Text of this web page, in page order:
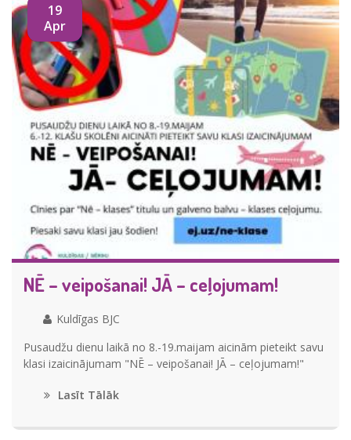
19
Apr
NĒ – veipošanai! JĀ – ceļojumam!
Kuldīgas BJC
Pusaudžu dienu laikā no 8.-19.maijam aicinām pieteikt savu
klasi izaicinājumam "NĒ – veipošanai! JĀ – ceļojumam!"
Lasīt Tālāk